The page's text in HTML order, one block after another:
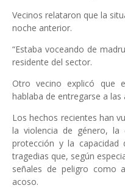
Vecinos relataron que la
noche anterior.
“Estaba voceando de
residente del sector.
Otro vecino explicó que
hablaba de entregarse a las
Los hechos recientes han
la violencia de género, la
protección y la capacidad
tragedias que, según
señales de peligro como
acoso.